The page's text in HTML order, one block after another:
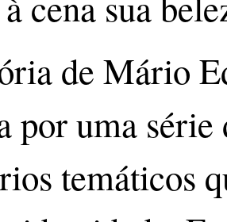
de Mário
por uma série
temáticos